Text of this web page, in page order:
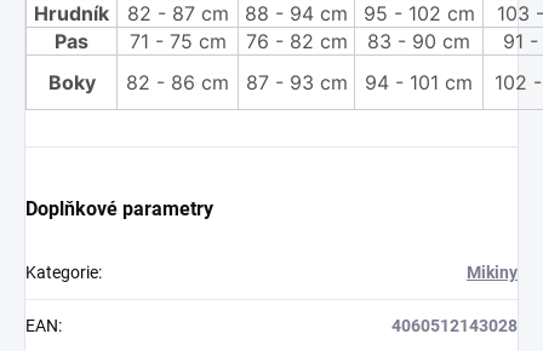
Hrudník
82 - 87 cm 88 - 94 cm 95 - 102 cm
103
Pas
71 - 75 cm 76 - 82 cm 83 - 90 cm
91
Boky
82 - 86 cm 87 - 93 cm 94 - 101 cm 102
Doplňkové parametry
Kategorie: Mikiny
EAN: 4060512143028